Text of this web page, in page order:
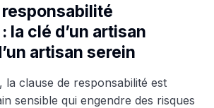
la clé d’un artisan
artisan serein
la clause de responsabilité est
sensible qui engendre des risques